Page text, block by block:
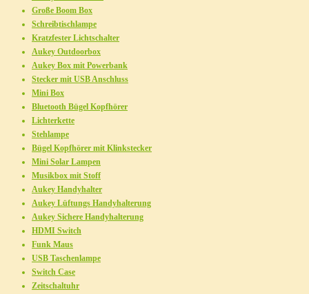
Große Boom Box
Schreibtischlampe
Kratzfester Lichtschalter
Aukey Outdoorbox
Aukey Box mit Powerbank
Stecker mit USB Anschluss
Mini Box
Bluetooth Bügel Kopfhörer
Lichterkette
Stehlampe
Bügel Kopfhörer mit Klinkstecker
Mini Solar Lampen
Musikbox mit Stoff
Aukey Handyhalter
Aukey Lüftungs Handyhalterung
Aukey Sichere Handyhalterung
HDMI Switch
Funk Maus
USB Taschenlampe
Switch Case
Zeitschaltuhr